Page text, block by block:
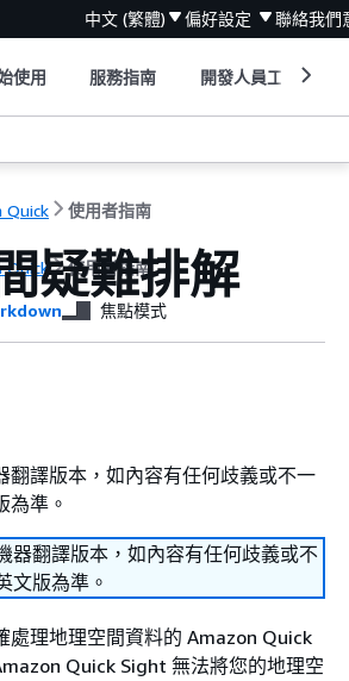
中文 (繁體) 偏好設定 聯絡我們
使用 服務指南 開發人員工具
Quick 使用者指南
Quick 使用者指南
疑難排解
焦點模式
翻譯版本，如內容有任何歧義或不一
為準。
器翻譯版本，如內容有任何歧義或不
文版為準。
處理地理空間資料的 Amazon Quick
Quick Sight 無法將您的地理空